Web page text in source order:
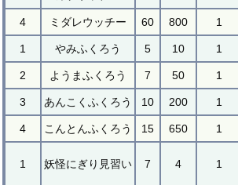
4 ミダレウッチー 60 800 1
1 やみふくろう 5 10 1
2 ようまふくろう 7 50 1
3 あんこくふくろう 10 200 1
4 こんとんふくろう 15 650 1
1 妖怪にぎり見習い 7 4 1